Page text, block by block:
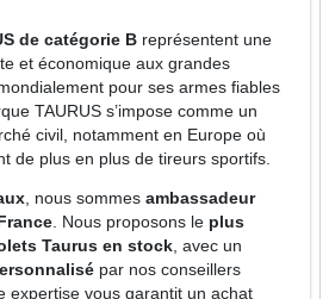
de catégorie B représentent une
et économique aux grandes
pour ses armes fiables
TAURUS s’impose comme un
civil, notamment en Europe où
de plus en plus de tireurs sportifs.
, nous sommesambassadeur
. Nous proposons le plus
Taurus en stock, avec un
par nos conseillers
expertise vous garantit un achat